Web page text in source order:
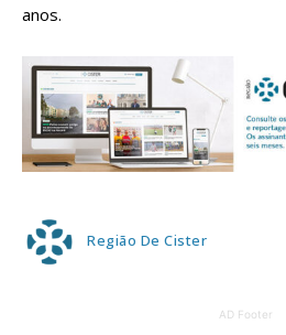
anos.
Região De Cister
AD Footer